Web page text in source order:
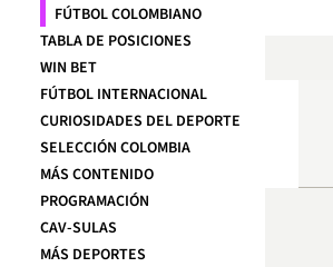
FÚTBOL COLOMBIANO
TABLA DE POSICIONES
WIN BET
FÚTBOL INTERNACIONAL
CURIOSIDADES DEL DEPORTE
SELECCIÓN COLOMBIA
MÁS CONTENIDO
PROGRAMACIÓN
CAV-SULAS
MÁS DEPORTES